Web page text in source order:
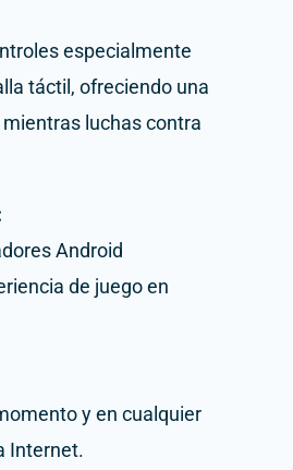
especialmente
táctil, ofreciendo una
luchas contra
Android
de juego en
y en cualquier
Internet.